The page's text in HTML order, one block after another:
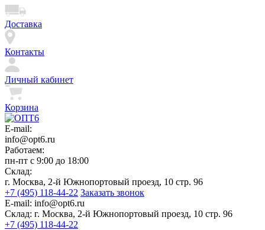
Доставка
Контакты
Личный кабинет
Корзина
E-mail:
info@opt6.ru
Работаем:
пн-пт с 9:00 до 18:00
Склад:
г. Москва, 2-й Южнопортовый проезд, 10 стр. 96
+7 (495) 118-44-22 Заказать звонок
E-mail: info@opt6.ru
Склад: г. Москва, 2-й Южнопортовый проезд, 10 стр. 96
+7 (495) 118-44-22